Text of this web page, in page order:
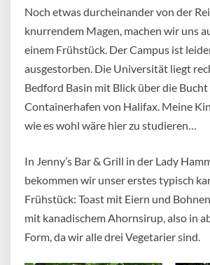
Noch etwas durcheinander von der
knurrendem Magen, machen wir uns
einem Frühstück. Der Campus ist
ausgestorben. Die Universität liegt
Bedford Basin mit Blick über die
Containerhafen von Halifax. Meine
wie es wohl wäre hier zu studieren…
In Jenny’s Bar & Grill in der Lady
bekommen wir unser erstes typisch
Frühstück: Toast mit Eiern und
mit kanadischem Ahornsirup, also in
Form, da wir alle drei Vegetarier sind.